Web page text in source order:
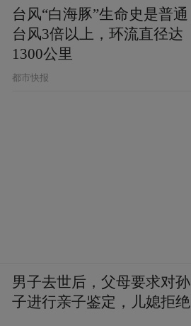
台风“白海豚”生命史是普通
台风3倍以上，环流直径达
1300公里
都市快报
男子去世后，父母要求对孙
子进行亲子鉴定，儿媳拒绝